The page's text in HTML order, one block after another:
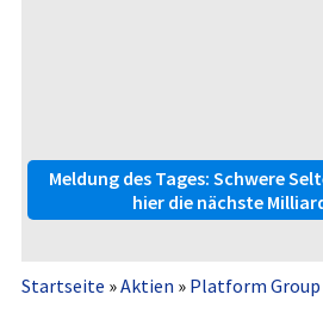
Meldung des Tages: Schwere
hier die nächste
Startseite »Aktien » Platform